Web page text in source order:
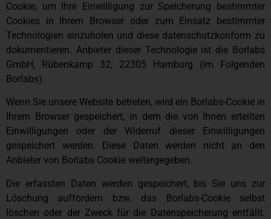
Cookie, um Ihre Einwilligung zur Speicherung bestimmter
Cookies in Ihrem Browser oder zum Einsatz bestimmter
Technologien einzuholen und diese datenschutzkonform zu
dokumentieren. Anbieter dieser Technologie ist die Borlabs
GmbH, Rübenkamp 32, 22305 Hamburg (im Folgenden
Borlabs).
Wenn Sie unsere Website betreten, wird ein Borlabs-Cookie in
Ihrem Browser gespeichert, in dem die von Ihnen erteilten
Einwilligungen oder der Widerruf dieser Einwilligungen
gespeichert werden. Diese Daten werden nicht an den
Anbieter von Borlabs Cookie weitergegeben.
Die erfassten Daten werden gespeichert, bis Sie uns zur
Löschung auffordern bzw. das Borlabs-Cookie selbst
löschen oder der Zweck für die Datenspeicherung entfällt.